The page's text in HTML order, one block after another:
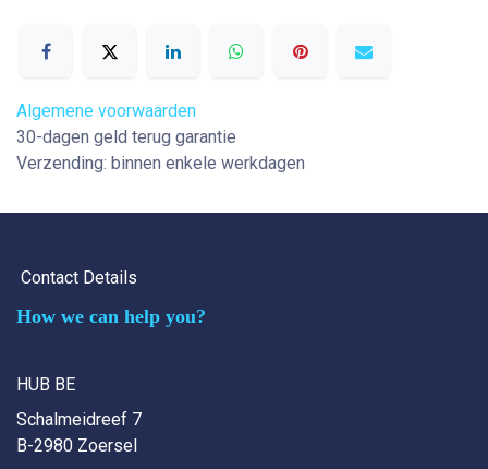
Algemene voorwaarden
30-dagen geld terug garantie
Verzending: binnen enkele werkdagen
Contact Details
How we can help you?
HUB BE
Schalmeidreef 7
B-2980 Zoersel